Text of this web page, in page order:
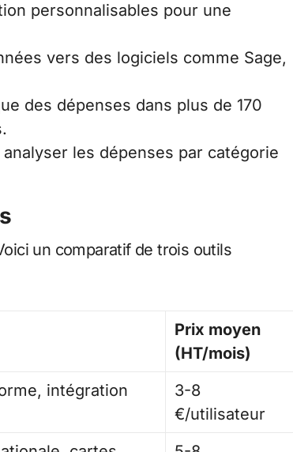
personnalisables pour une
vers des logiciels comme Sage,
des dépenses dans plus de 170
les dépenses par catégorie
un comparatif de trois outils
Prix moyen
(HT/mois)
intégration
3-8
€/utilisateur